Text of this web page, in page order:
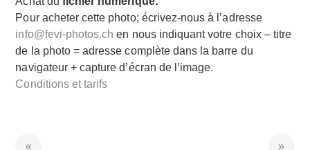
Pour acheter cette photo; écrivez-nous à l’adresse
info@fevi-photos.ch en nous indiquant votre choix – titre
de la photo = adresse complète dans la barre du
navigateur + capture d’écran de l’image.
Conditions et tarifs